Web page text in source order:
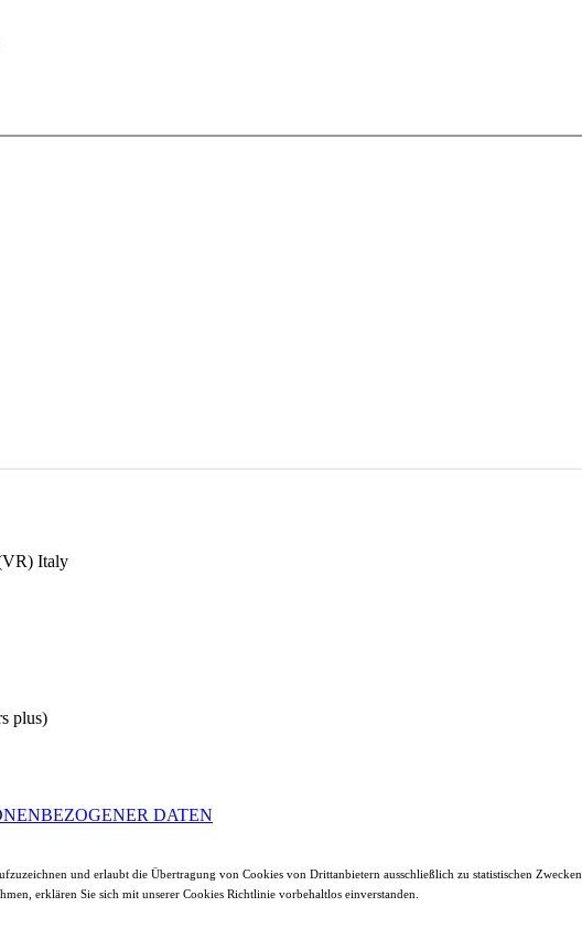
Italy
plus)
DATEN
und erlaubt die Übertragung von Cookies von Drittanbietern ausschließlich zu statistischen Zwecken.
erklären Sie sich mit unserer Cookies Richtlinie vorbehaltlos einverstanden.